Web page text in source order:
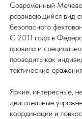
Современный
развивающийся вид
безопасного
С 2011 года в
правила и
проводить как
тактические
Яркие, интересные,
двигательные
координации и